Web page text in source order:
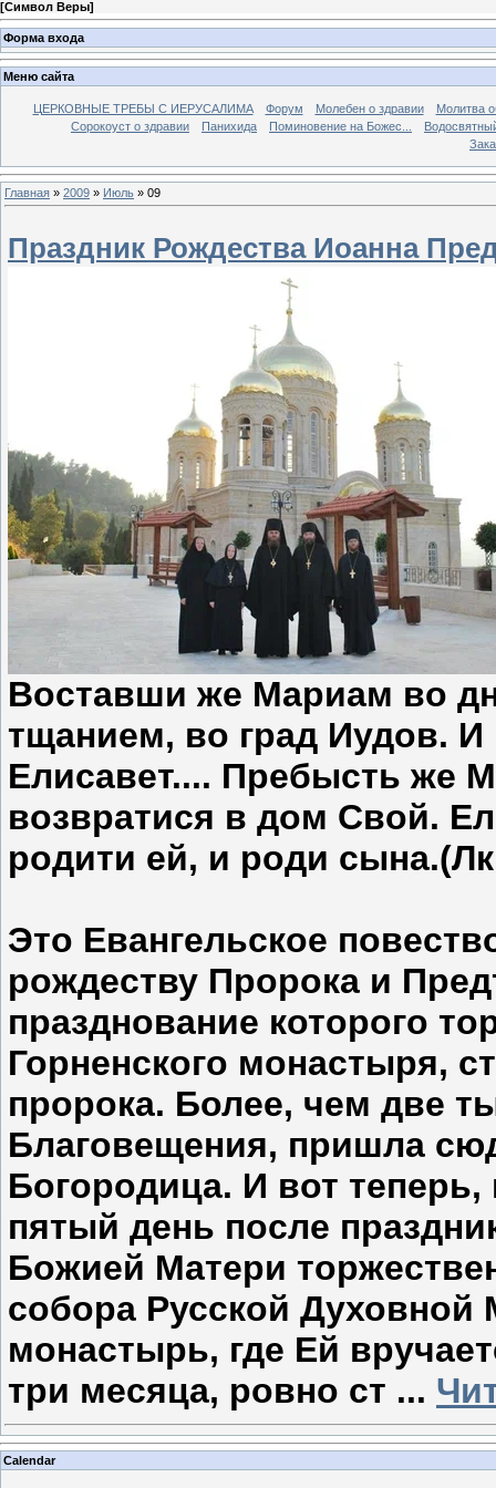
[Символ Веры]
Форма входа
Меню сайта
ЦЕРКОВНЫЕ ТРЕБЫ С ИЕРУСАЛИМА Форум Молебен о здравии
Молитва
Сорокоуст о здравии
Панихида Поминовение на Божес...
Главная » 2009 » Июль » 09
Праздник Рождества Иоанна
Воставши же Мариам во
тщанием, во град Иудов.
Елисавет.... Пребысть же
возвратися в дом Свой.
родити ей, и роди
Это Евангельское
рождеству Пророка и
празднование которого
Горненского монастыря,
пророка. Более, чем две
Благовещения, пришла
Богородица. И вот
пятый день после
Божией Матери
собора Русской Духовной
монастырь, где Ей
три месяца, ровно ст ...
Calendar